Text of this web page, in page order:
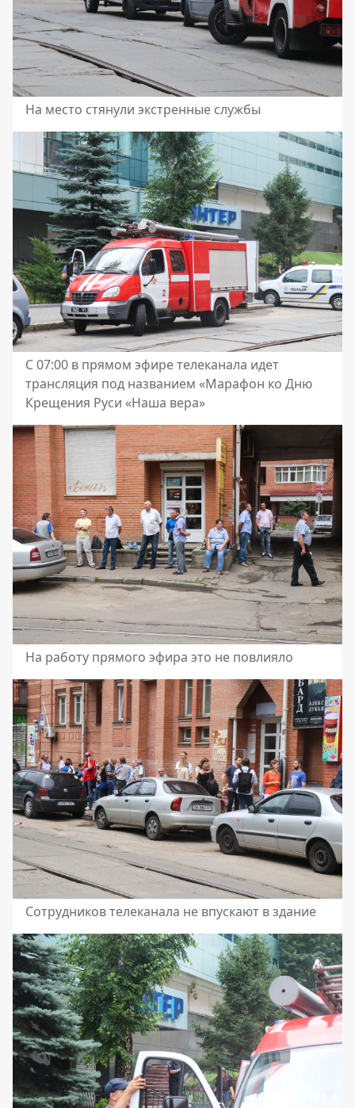
На место стянули экстренные службы
С 07:00 в прямом эфире телеканала идет
трансляция под названием «Марафон ко Дню
Крещения Руси «Наша вера»
На работу прямого эфира это не повлияло
Сотрудников телеканала не впускают в здание